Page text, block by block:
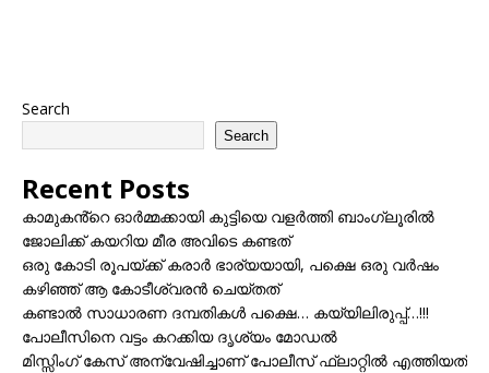
Search
Search
Recent Posts
കാമുകൻ്റെ ഓർമ്മക്കായി കുട്ടിയെ വളർത്തി ബാംഗ്ലൂരിൽ
ജോലിക്ക് കയറിയ മീര അവിടെ കണ്ടത്
ഒരു കോടി രൂപയ്ക്ക് കരാർ ഭാര്യയായി, പക്ഷെ ഒരു വർഷം
കഴിഞ്ഞ് ആ കോടീശ്വരൻ ചെയ്തത്
കണ്ടാൽ സാധാരണ ദമ്പതികൾ പക്ഷെ… കയ്യിലിരുപ്പ്…!!!
പോലീസിനെ വട്ടം കറക്കിയ ദൃശ്യം മോഡല്‍
മിസ്സിംഗ് കേസ് അന്വേഷിച്ചാണ് പോലീസ് ഫ്ലാറ്റിൽ എത്തിയത്